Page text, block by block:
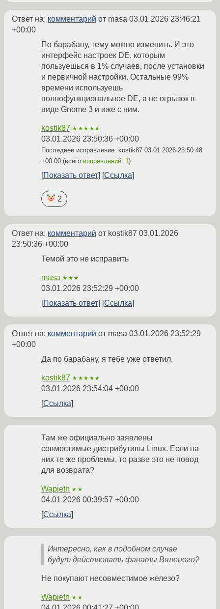
Ответ на: комментарий от masa 03.01.2026 23:46:21
+00:00
По барабану, тему можно изменить. И это
интерфейс настроек DE, которым
пользуешься в 1% случаев, после установки
и первичной настройки. Остальные 99%
времени используешь
полнофункциональное DE, а не огрызок в
виде Gnome 3 и иже с ним.
kostik87 ★★★★★
03.01.2026 23:50:36 +00:00
Последнее исправление: kostik87 03.01.2026 23:50:48
+00:00 (всего исправлений: 1)
Показать ответ Ссылка
2
Ответ на: комментарий от kostik87 03.01.2026
23:50:36 +00:00
Темой это не исправить
masa ★★★
03.01.2026 23:52:29 +00:00
Показать ответ
Ссылка
Ответ на: комментарий от masa 03.01.2026 23:52:29
+00:00
Да по барабану, я тебе уже ответил.
kostik87 ★★★★★
03.01.2026 23:54:04 +00:00
Ссылка
Там же официально заявлены
совместимые дистрибутивы Linux. Если на
них те же проблемы, то разве это не повод
для возврата?
Wapieth ★★
04.01.2026 00:39:57 +00:00
Ссылка
Интересно, как в подобном случае
будут действовать фанаты Вяленого?
Не покупают несовместимое железо?
Wapieth ★★